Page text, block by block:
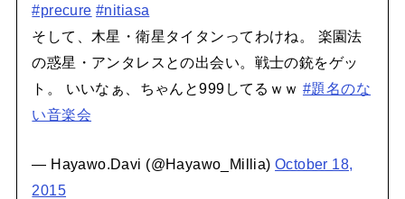
#precure #nitiasa
そして、木星・衛星タイタンってわけね。 楽園法
の惑星・アンタレスとの出会い。戦士の銃をゲッ
ト。 いいなぁ、ちゃんと999してるｗｗ #題名のな
い音楽会
— Hayawo.Davi (@Hayawo_Millia)October 18,
2015